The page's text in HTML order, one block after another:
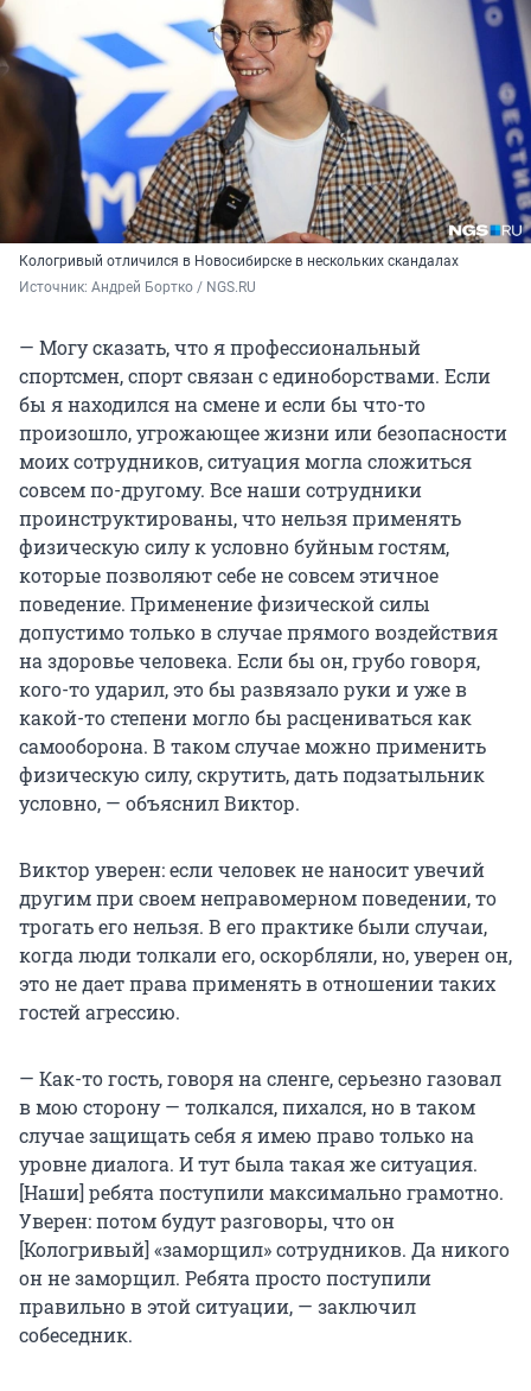
Кологривый отличился в Новосибирске в нескольких скандалах
Источник: Андрей Бортко / NGS.RU
— Могу сказать, что я профессиональный
спортсмен, спорт связан с единоборствами. Если
бы я находился на смене и если бы что-то
произошло, угрожающее жизни или безопасности
моих сотрудников, ситуация могла сложиться
совсем по-другому. Все наши сотрудники
проинструктированы, что нельзя применять
физическую силу к условно буйным гостям,
которые позволяют себе не совсем этичное
поведение. Применение физической силы
допустимо только в случае прямого воздействия
на здоровье человека. Если бы он, грубо говоря,
кого-то ударил, это бы развязало руки и уже в
какой-то степени могло бы расцениваться как
самооборона. В таком случае можно применить
физическую силу, скрутить, дать подзатыльник
условно, — объяснил Виктор.
Виктор уверен: если человек не наносит увечий
другим при своем неправомерном поведении, то
трогать его нельзя. В его практике были случаи,
когда люди толкали его, оскорбляли, но, уверен он,
это не дает права применять в отношении таких
гостей агрессию.
— Как-то гость, говоря на сленге, серьезно газовал
в мою сторону — толкался, пихался, но в таком
случае защищать себя я имею право только на
уровне диалога. И тут была такая же ситуация.
[Наши] ребята поступили максимально грамотно.
Уверен: потом будут разговоры, что он
[Кологривый] «заморщил» сотрудников. Да никого
он не заморщил. Ребята просто поступили
правильно в этой ситуации, — заключил
собеседник.